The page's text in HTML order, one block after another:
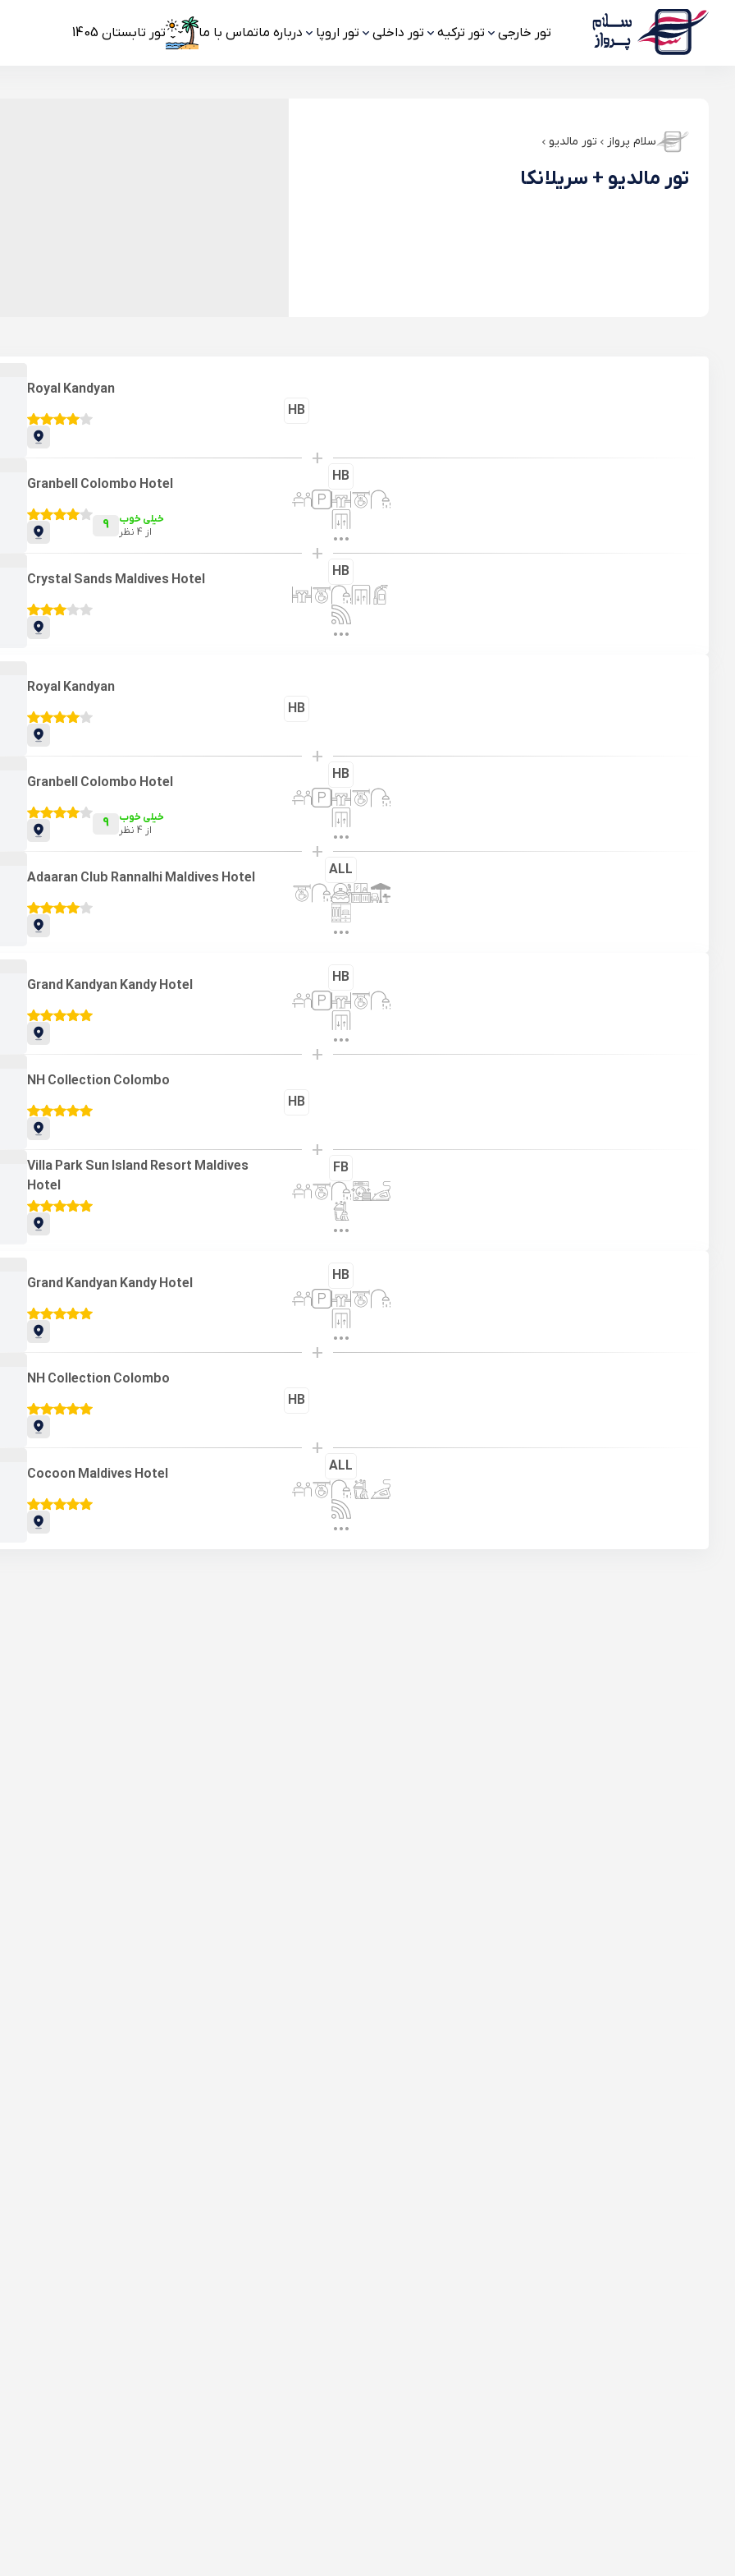
تور خارجی تور ترکیه تور داخلی تور اروپا درباره ماتماس با ما تور تابستان 1405
سلام پرواز تور مالدیو
تور مالدیو + سریلانکا
Royal Kandyan
HB
+
Granbell Colombo Hotel
9
خیلی خوب
از 4نظر
HB
+
Crystal Sands Maldives Hotel HB
Royal Kandyan
HB
+
Granbell Colombo Hotel
9
خیلی خوب
از 4نظر
HB
+
Adaaran Club Rannalhi Maldives Hotel ALL
Grand Kandyan Kandy Hotel HB
+
NH Collection Colombo
HB
+
Villa Park Sun Island Resort Maldives
Hotel
FB
Grand Kandyan Kandy Hotel HB
+
NH Collection Colombo
HB
+
Cocoon Maldives Hotel ALL